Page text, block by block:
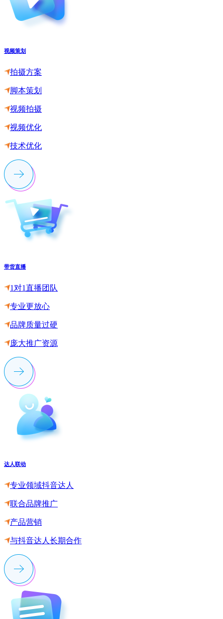
视频策划
拍摄方案
脚本策划
视频拍摄
视频优化
技术优化
带货直播
1对1直播团队
专业更放心
品牌质量过硬
庞大推广资源
达人联动
专业领域抖音达人
联合品牌推广
产品营销
与抖音达人长期合作